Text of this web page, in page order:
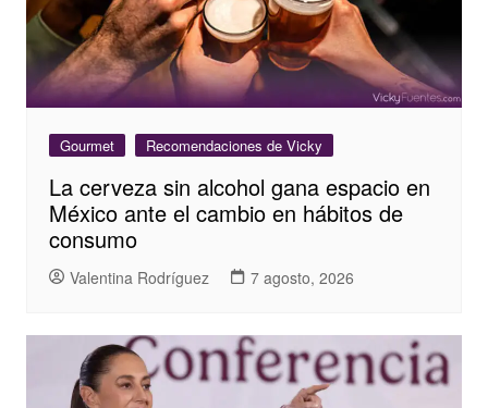
Gourmet Recomendaciones de Vicky
La cerveza sin alcohol gana espacio en
México ante el cambio en hábitos de
consumo
Valentina Rodríguez 7 agosto, 2026